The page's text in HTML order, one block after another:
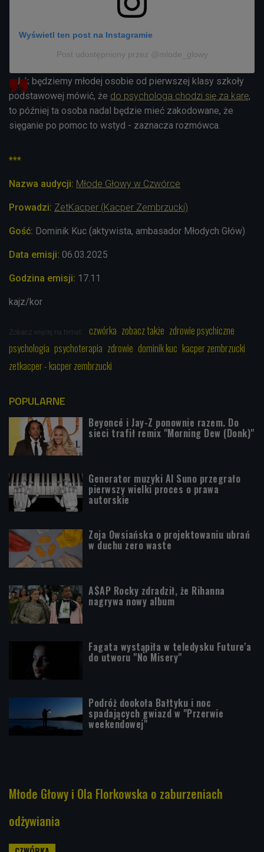
Wyświetl ten post na Instagramie
Post udostępniony przez @mlode_glowy
- Jak będziemy młodej osobie od pierwszej klasy szkoły
podstawowej mówić, że do psychologa chodzi się za karę,
to później ta osoba nadal będzie mieć zakodowane, że
sięganie po pomoc to wstyd - zaznacza rozmówca.
***
Nazwa audycji: Młode Głowy w Czwórce
Prowadzi: ZetKacper (Kacper Zembrzucki)
Gość: Dominik Kuc (aktywista, ambasador Młodych Głów)
Data emisji: 06.03 .2025
Godzina emisji: 17.11
kajz/kor
Zobacz więcej na temat: czwórka zobacz także zdrowie psychiczne
psychologia psychoterapia zdrowie dominik kuc kacper zembrzucki
zetkacper - kacper zembrzucki
POPULARNE
Beyoncé i Jay-Z ponownie razem. Do
sieci trafił remix "Morning Dew (Donk)"
Generator muzyki AI Suno przegrało
pierwszy wielki proces o prawa
autorskie
Zoja Owsiańska o projektowaniu ubrań
w duchu zero waste
A$AP Rocky zdradził, że Rihanna
nagrywa nowy album
Fagata wystąpiła w teledysku Future'a
do utworu "No Misery"
Podróż dookoła Bałtyku i noc
spadających gwiazd w "Przerwie
weekendowej"
Młode Głowy i Ola Florkowska o zaburzeniach
odżywiania